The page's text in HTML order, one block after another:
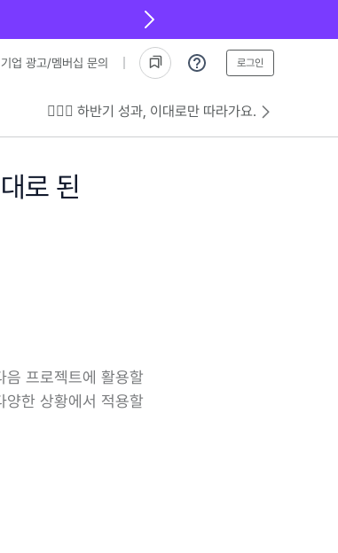
기업 광고/멤버십 문의 로그인
💁🏻‍♂️ 하반기 성과, 이대로만 따라가요.
로 된
음 프로젝트에 활용할
양한 상황에서 적용할